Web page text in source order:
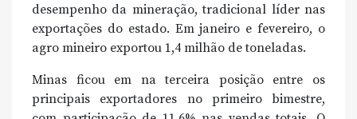
desempenho da mineração, tradicional líder nas
exportações do estado. Em janeiro e fevereiro, o
agro mineiro exportou 1,4 milhão de toneladas.
Minas ficou em na terceira posição entre os
principais exportadores no primeiro bimestre,